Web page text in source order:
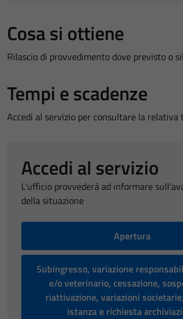
Cosa si ottiene
Rilascio di provvedimento dove previsto o
Tempi e scadenze
Accedi al servizio per consultare la relativa
Accedi al servizio
L'ufficio provvederà ad informare
della situazione
Apertura
Subingresso, variazione
e/o veterinario, cessazione,
riattivazione, variazioni
istanza e richiesta